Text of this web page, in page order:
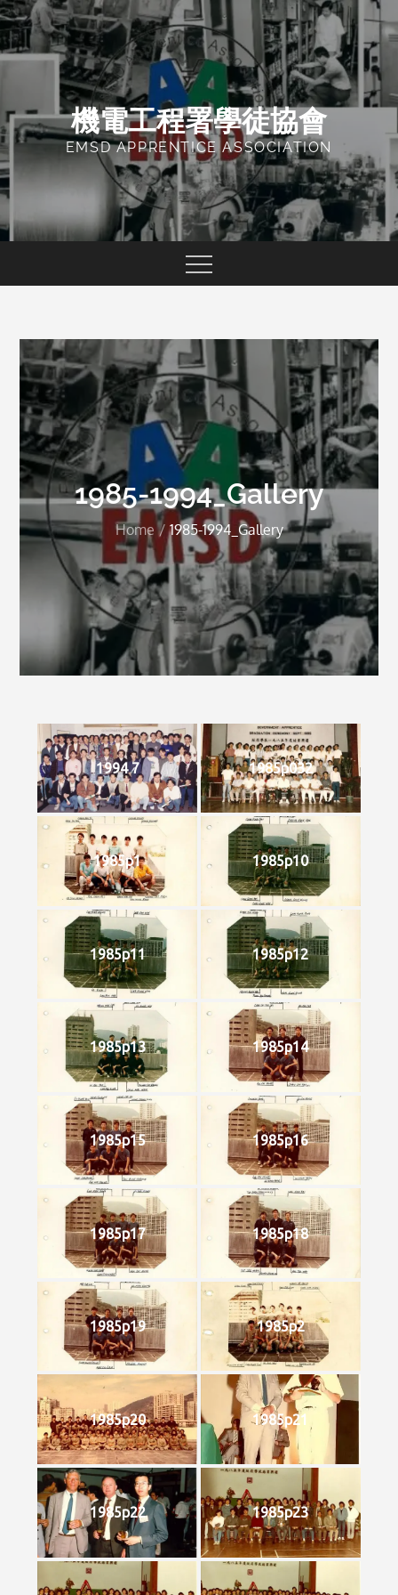
Skip
to
content
機電工程署學徒協會
EMSD APPRENTICE ASSOCIATION
1985-1994_Gallery
Home 1985-1994_Gallery
1994 7 1985p032
1985p1 1985p10
1985p11 1985p12
1985p13 1985p14
1985p15 1985p16
1985p17 1985p18
1985p19 1985p2
1985p20 1985p21
1985p22 1985p23